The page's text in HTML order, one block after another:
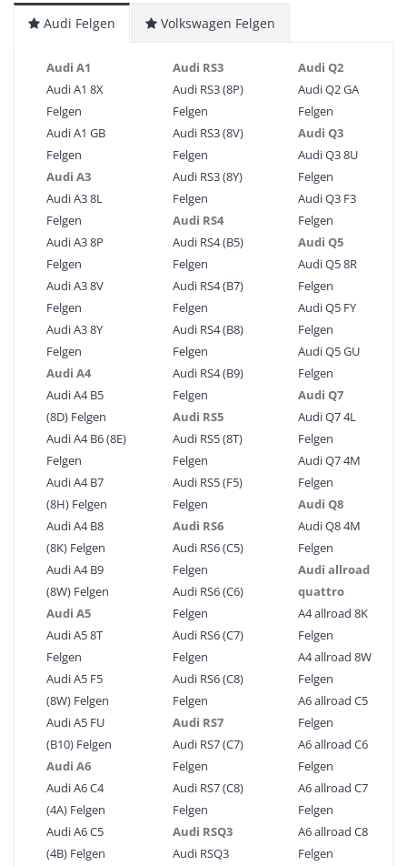
Audi Felgen Volkswagen Felgen
Audi A1
Audi A1 8X
Felgen
Audi A1 GB
Felgen
Audi A3
Audi A3 8L
Felgen
Audi A3 8P
Felgen
Audi A3 8V
Felgen
Audi A3 8Y
Felgen
Audi A4
Audi A4 B5
(8D) Felgen
Audi A4 B6 (8E)
Felgen
Audi A4 B7
(8H) Felgen
Audi A4 B8
(8K) Felgen
Audi A4 B9
(8W) Felgen
Audi A5
Audi A5 8T
Felgen
Audi A5 F5
(8W) Felgen
Audi A5 FU
(B10) Felgen
Audi A6
Audi A6 C4
(4A) Felgen
Audi A6 C5
(4B) Felgen
Audi RS3
Audi RS3 (8P)
Felgen
Audi RS3 (8V)
Felgen
Audi RS3 (8Y)
Felgen
Audi RS4
Audi RS4 (B5)
Felgen
Audi RS4 (B7)
Felgen
Audi RS4 (B8)
Felgen
Audi RS4 (B9)
Felgen
Audi RS5
Audi RS5 (8T)
Felgen
Audi RS5 (F5)
Felgen
Audi RS6
Audi RS6 (C5)
Felgen
Audi RS6 (C6)
Felgen
Audi RS6 (C7)
Felgen
Audi RS6 (C8)
Felgen
Audi RS7
Audi RS7 (C7)
Felgen
Audi RS7 (C8)
Felgen
Audi RSQ3
Audi RSQ3
Audi Q2
Audi Q2 GA
Felgen
Audi Q3
Audi Q3 8U
Felgen
Audi Q3 F3
Felgen
Audi Q5
Audi Q5 8R
Felgen
Audi Q5 FY
Felgen
Audi Q5 GU
Felgen
Audi Q7
Audi Q7 4L
Felgen
Audi Q7 4M
Felgen
Audi Q8
Audi Q8 4M
Felgen
Audi allroad
quattro
A4 allroad 8K
Felgen
A4 allroad 8W
Felgen
A6 allroad C5
Felgen
A6 allroad C6
Felgen
A6 allroad C7
Felgen
A6 allroad C8
Felgen